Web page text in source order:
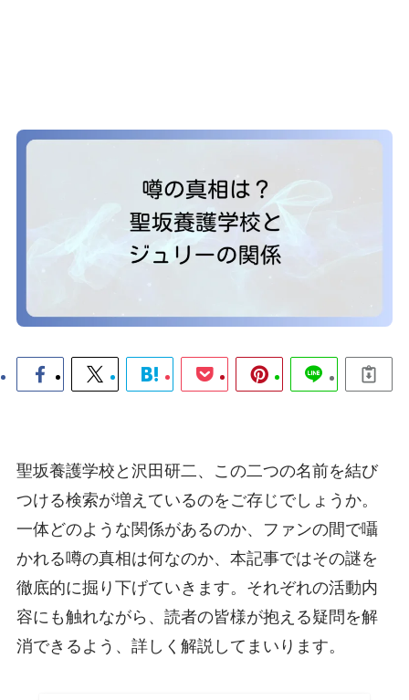
聖坂養護学校と沢田研二、この二つの名前を結び
つける検索が増えているのをご存じでしょうか。
一体どのような関係があるのか、ファンの間で囁
かれる噂の真相は何なのか、本記事ではその謎を
徹底的に掘り下げていきます。それぞれの活動内
容にも触れながら、読者の皆様が抱える疑問を解
消できるよう、詳しく解説してまいります。